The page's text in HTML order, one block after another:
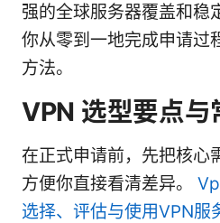
强的全球服务器覆盖和稳
你从零到一地完成申请过
方法。
VPN 选型要点与
在正式申请前，先把核心
方便你直接看清差异。
选择、评估与使用VPN服